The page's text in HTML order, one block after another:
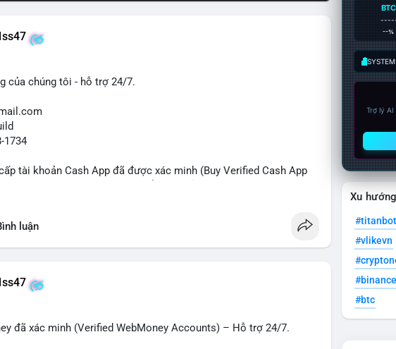
của chúng tôi - hỗ trợ 24/7.
1734
tài khoản Cash App đã được xác minh (Buy Verified Cash App
tiền mặt tại Mỹ.
và hỗ trợ nhanh nhất!
luận
đã xác minh (Verified WebMoney Accounts) – Hỗ trợ 24/7.
BTC
--%
Trợ lý
Xu
#titanbot
#vlikevn
#btc